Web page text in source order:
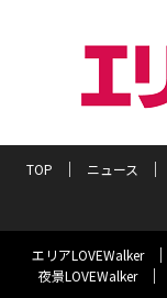
TOP ニュース
エリアLOVEWalker
夜景LOVEWalker